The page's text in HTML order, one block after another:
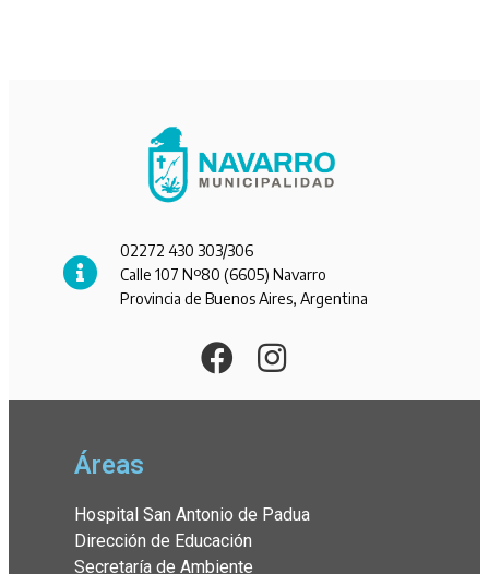
02272 430 303/306
Calle 107 Nº80 (6605) Navarro
Provincia de Buenos Aires, Argentina
Áreas
Hospital San Antonio de Padua
Dirección de Educación
Secretaría de Ambiente